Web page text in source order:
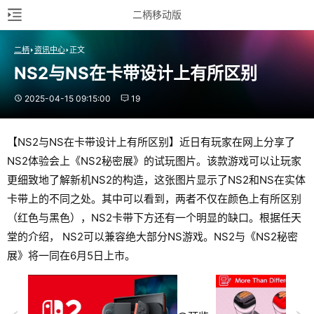
二柄移动版
二柄 资讯中心 正文
NS2与NS在卡带设计上有所区别
2025-04-15 09:15:00 19
【NS2与NS在卡带设计上有所区别】近日有玩家在网上分享了
NS2体验会上《NS2秘密展》的试玩图片。该款游戏可以让玩家
更细致地了解新机NS2的构造，这张图片显示了NS2和NS在实体
卡带上的不同之处。其中可以看到，两者不仅在颜色上有所区别
（红色与黑色），NS2卡带下方还有一个明显的缺口。根据任天
堂的介绍， NS2可以兼容绝大部分NS游戏。NS2与《NS2秘密
展》将一同在6月5日上市。